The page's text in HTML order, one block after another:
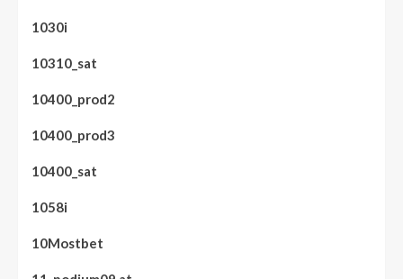
1030i
10310_sat
10400_prod2
10400_prod3
10400_sat
1058i
10Mostbet